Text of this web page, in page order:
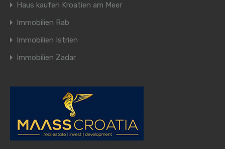
Haus kaufen Kroatien am Meer
Immobilien Rab
Immobilien Istrien
Immobilien Zadar